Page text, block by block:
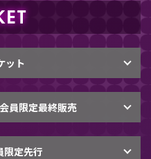
プレミアム会員限定
ーティスト公開！
ット
員限定最終販売
限定先行